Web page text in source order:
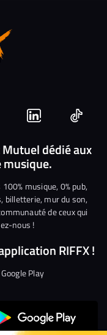
Nous
rejoindre
sur
Linkedin
Nous
Mutuel dédié aux
musique.
musique, 0% pub,
billetterie, mur du son,
de ceux qui
nous !
RIFFX !
Play